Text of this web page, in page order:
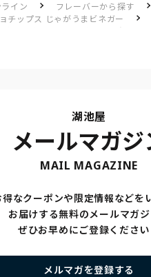
イン
フレーバーから探す
チップス じゃがうまビネガー
湖池屋
メールマガジ
MAIL MAGAZINE
得なクーポンや限定情報などを
お届けする無料のメールマガジ
ぜひお早めにご登録ください
メルマガを登録する